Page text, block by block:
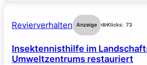
Revierverhalten Anzeige Klicks: 73
Insektennisthilfe im
Umweltzentrums restauriert